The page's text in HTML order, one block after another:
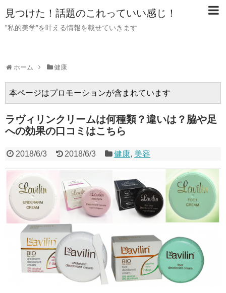
見つけた！話題のこれっていい感じ！
”私的美学”を叶える情報を載せていきます
ホーム 健康
本ページはプロモーションが含まれています
ラヴィリンクリームは何種類？違いは？脇や足
への効果の口コミはこちら
2018/6/3 2018/6/3 健康, 美容